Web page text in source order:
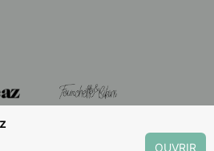
OUVRIR